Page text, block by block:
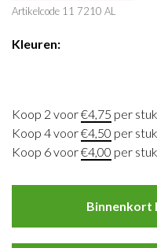
Artikelcode 11 7210 AL
Kleuren:
Koop 2 voor€4,75 per
Koop 4 voor€4,50 per
Koop 6 voor€4,00 per
Binnenkort